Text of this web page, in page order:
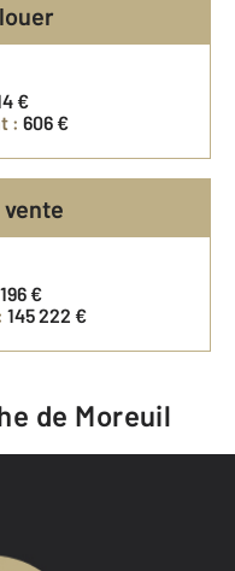
louer
€
: 606 €
vente
€
145 222 €
de Moreuil